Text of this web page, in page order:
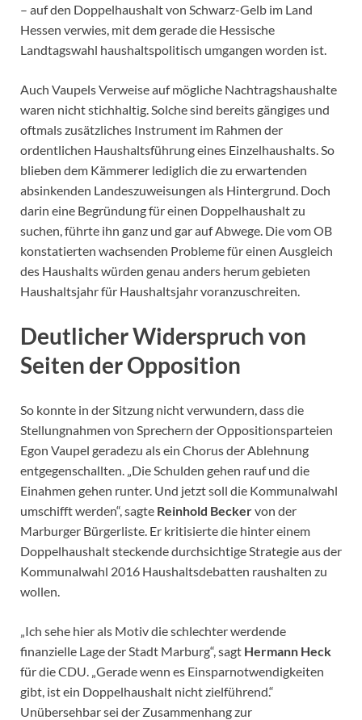
– auf den Doppelhaushalt von Schwarz-Gelb im Land
Hessen verwies, mit dem gerade die Hessische
Landtagswahl haushaltspolitisch umgangen worden ist.
Auch Vaupels Verweise auf mögliche Nachtragshaushalte
waren nicht stichhaltig. Solche sind bereits gängiges und
oftmals zusätzliches Instrument im Rahmen der
ordentlichen Haushaltsführung eines Einzelhaushalts. So
blieben dem Kämmerer lediglich die zu erwartenden
absinkenden Landeszuweisungen als Hintergrund. Doch
darin eine Begründung für einen Doppelhaushalt zu
suchen, führte ihn ganz und gar auf Abwege. Die vom OB
konstatierten wachsenden Probleme für einen Ausgleich
des Haushalts würden genau anders herum gebieten
Haushaltsjahr für Haushaltsjahr voranzuschreiten.
Deutlicher Widerspruch von
Seiten der Opposition
So konnte in der Sitzung nicht verwundern, dass die
Stellungnahmen von Sprechern der Oppositionsparteien
Egon Vaupel geradezu als ein Chorus der Ablehnung
entgegenschallten. „Die Schulden gehen rauf und die
Einahmen gehen runter. Und jetzt soll die Kommunalwahl
umschifft werden“, sagte Reinhold Beckervon der
Marburger Bürgerliste. Er kritisierte die hinter einem
Doppelhaushalt steckende durchsichtige Strategie aus der
Kommunalwahl 2016 Haushaltsdebatten raushalten zu
wollen.
„Ich sehe hier als Motiv die schlechter werdende
finanzielle Lage der Stadt Marburg“, sagt Hermann Heck
für die CDU. „Gerade wenn es Einsparnotwendigkeiten
gibt, ist ein Doppelhaushalt nicht zielführend.“
Unübersehbar sei der Zusammenhang zur